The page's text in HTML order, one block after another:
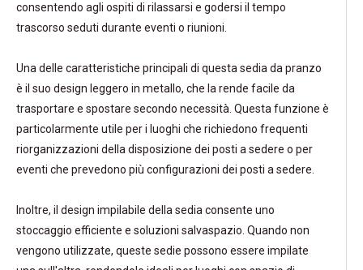
consentendo agli ospiti di rilassarsi e godersi il tempo
trascorso seduti durante eventi o riunioni.
Una delle caratteristiche principali di questa sedia da pranzo
è il suo design leggero in metallo, che la rende facile da
trasportare e spostare secondo necessità. Questa funzione è
particolarmente utile per i luoghi che richiedono frequenti
riorganizzazioni della disposizione dei posti a sedere o per
eventi che prevedono più configurazioni dei posti a sedere.
Inoltre, il design impilabile della sedia consente uno
stoccaggio efficiente e soluzioni salvaspazio. Quando non
vengono utilizzate, queste sedie possono essere impilate